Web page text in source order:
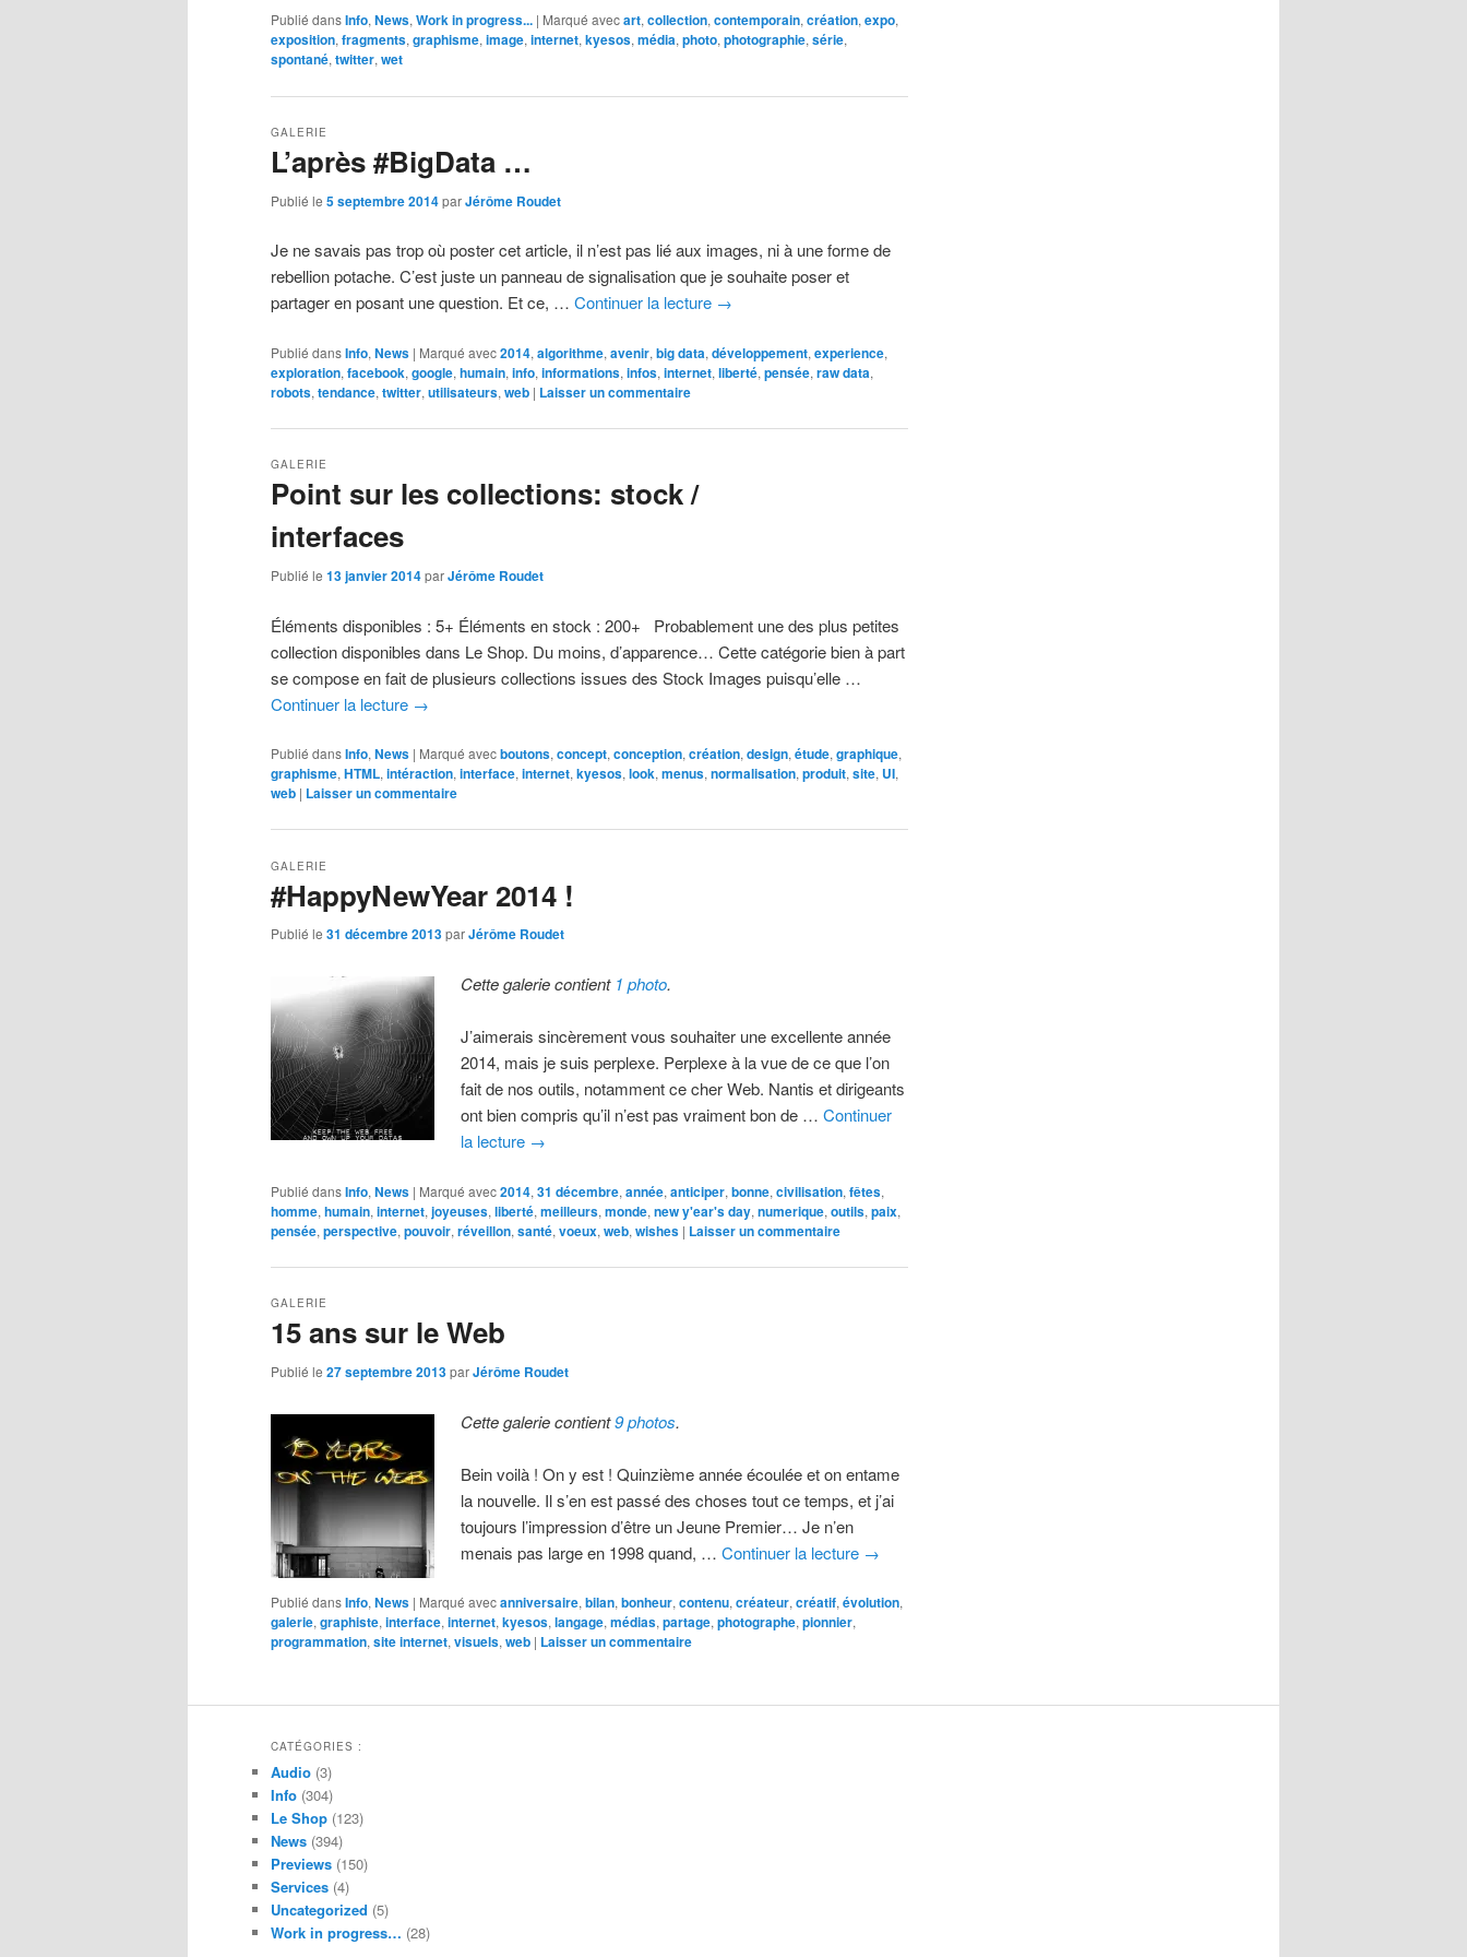
Publié dansInfo, News, Work in progress... | Marqué avecart, collection, contemporain, création, expo,
exposition, fragments, graphisme, image, internet, kyesos, média, photo, photographie, série,
spontané, twitter, wet
L’après #BigData …
GALERIE
Publié le 5 septembre 2014parJérôme Roudet
Je ne savais pas trop où poster cet article, il n’est pas lié aux images, ni à une forme de
rebellion potache. C’est juste un panneau de signalisation que je souhaite poser et
partager en posant une question. Et ce, … Continuer la lecture →
Publié dansInfo, News | Marqué avec2014, algorithme, avenir, big data, développement, experience,
exploration, facebook, google, humain, info, informations, infos, internet, liberté, pensée, raw data,
robots, tendance, twitter, utilisateurs, web | Laisser un commentaire
Point sur les collections: stock /
interfaces
GALERIE
Publié le 13 janvier 2014parJérôme Roudet
Éléments disponibles : 5+ Éléments en stock : 200+ Probablement une des plus petites
collection disponibles dans Le Shop. Du moins, d’apparence… Cette catégorie bien à part
se compose en fait de plusieurs collections issues des Stock Images puisqu’elle …
Continuer la lecture →
Publié dansInfo, News | Marqué avecboutons, concept, conception, création, design, étude, graphique,
graphisme, HTML, intéraction, interface, internet, kyesos, look, menus, normalisation, produit, site, UI,
web | Laisser un commentaire
#HappyNewYear 2014 !
GALERIE
Publié le 31 décembre 2013parJérôme Roudet
Cette galerie contient 1 photo.
J’aimerais sincèrement vous souhaiter une excellente année
2014, mais je suis perplexe. Perplexe à la vue de ce que l’on
fait de nos outils, notamment ce cher Web. Nantis et dirigeants
ont bien compris qu’il n’est pas vraiment bon de …Continuer
la lecture →
Publié dansInfo, News | Marqué avec2014, 31 décembre, année, anticiper, bonne, civilisation, fêtes,
homme, humain, internet, joyeuses, liberté, meilleurs, monde, new y'ear's day, numerique, outils, paix,
pensée, perspective, pouvoir, réveillon, santé, voeux, web, wishes | Laisser un commentaire
15 ans sur le Web
GALERIE
Publié le 27 septembre 2013parJérôme Roudet
Cette galerie contient9 photos.
Bein voilà ! On y est ! Quinzième année écoulée et on entame
la nouvelle. Il s’en est passé des choses tout ce temps, et j’ai
toujours l’impression d’être un Jeune Premier… Je n’en
menais pas large en 1998 quand, …Continuer la lecture →
Publié dansInfo, News | Marqué avecanniversaire, bilan, bonheur, contenu, créateur, créatif, évolution,
galerie, graphiste, interface, internet, kyesos, langage, médias, partage, photographe, pionnier,
programmation, site internet, visuels, web | Laisser un commentaire
CATÉGORIES :
Audio (3)
Info (304)
Le Shop (123)
News (394)
Previews (150)
Services (4)
Uncategorized (5)
Work in progress… (28)